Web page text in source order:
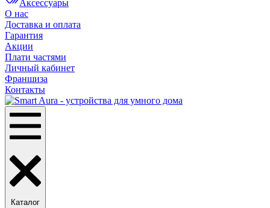
Аксессуары
О нас
Доставка и оплата
Гарантия
Акции
Плати частями
Личный кабинет
Франшиза
Контакты
Каталог